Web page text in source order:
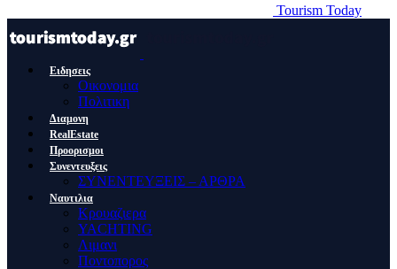
Tourism Today
Ειδησεις
Οικονομια
Πολιτικη
Διαμονη
RealEstate
Προορισμοι
Συνεντευξεις
ΣΥΝΕΝΤΕΥΞΕΙΣ – ΑΡΘΡΑ
Ναυτιλια
Κρουαζιερα
YACHTING
Λιμανι
Ποντοπορος